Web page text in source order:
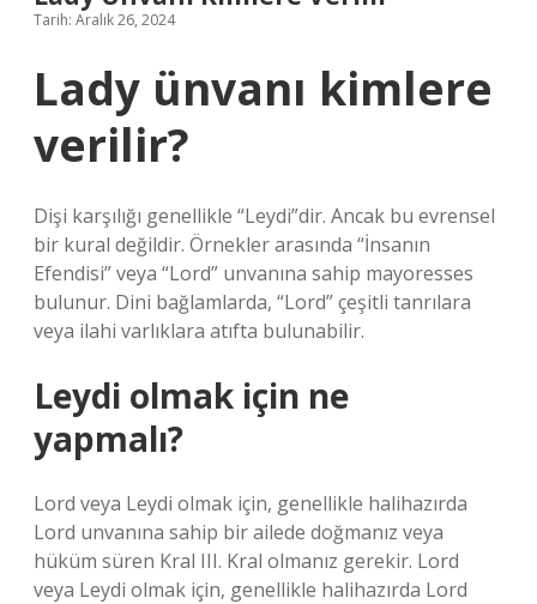
Tarih: Aralık 26, 2024
Lady ünvanı kimlere
verilir?
Dişi karşılığı genellikle “Leydi”dir. Ancak bu evrensel
bir kural değildir. Örnekler arasında “İnsanın
Efendisi” veya “Lord” unvanına sahip mayoresses
bulunur. Dini bağlamlarda, “Lord” çeşitli tanrılara
veya ilahi varlıklara atıfta bulunabilir.
Leydi olmak için ne
yapmalı?
Lord veya Leydi olmak için, genellikle halihazırda
Lord unvanına sahip bir ailede doğmanız veya
hüküm süren Kral III. Kral olmanız gerekir. Lord
veya Leydi olmak için, genellikle halihazırda Lord